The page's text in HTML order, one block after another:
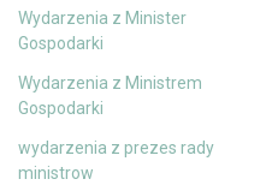
Wydarzenia z Minister
Gospodarki
Wydarzenia z Ministrem
Gospodarki
wydarzenia z prezes rady
ministrow